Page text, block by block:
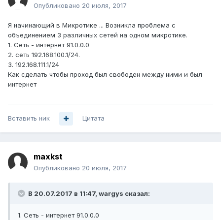
Опубликовано 20 июля, 2017
Я начинающий в Микротике ... Возникла проблема с
объединением 3 различных сетей на одном микротике.
1. Сеть - интернет 91.0.0.0
2. сеть 192.168.100.1/24.
3. 192.168.111.1/24
Как сделать чтобы проход был свободен между ними и был
интернет
Вставить ник Цитата
maxkst
Опубликовано 20 июля, 2017
В 20.07.2017 в 11:47, wargys сказал:
1. Сеть - интернет 91.0.0.0